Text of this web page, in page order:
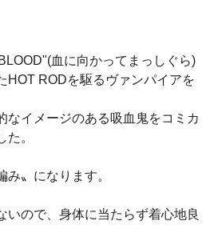
血に向かってまっしぐら)
HOT RODを駆るヴァンパイアを
なイメージのある吸血鬼をコミカ
た。
み〟になります。
いので、身体に当たらず着心地良